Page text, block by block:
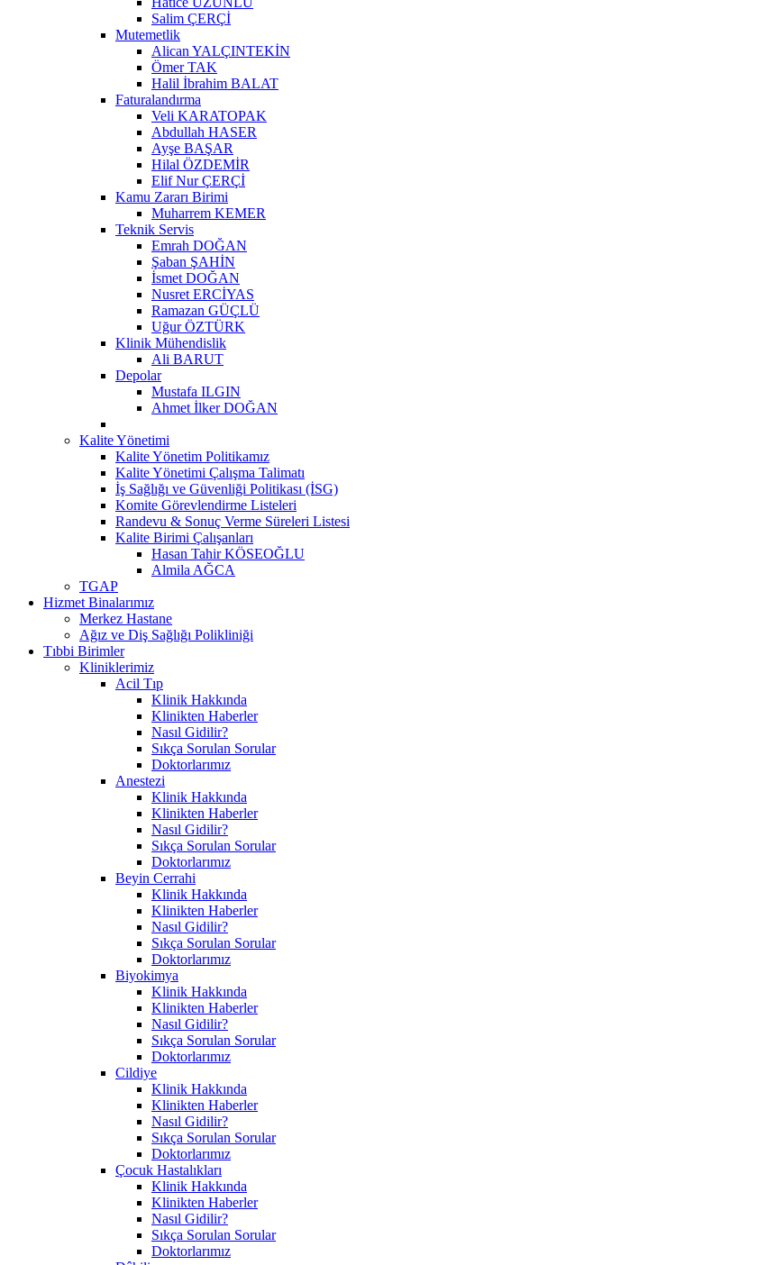
Salim ÇERÇİ
Mutemetlik
Alican YALÇINTEKİN
Ömer TAK
Halil İbrahim BALAT
Faturalandırma
Veli KARATOPAK
Abdullah HASER
Ayşe BAŞAR
Hilal ÖZDEMİR
Elif Nur ÇERÇİ
Kamu Zararı Birimi
Muharrem KEMER
Teknik Servis
Emrah DOĞAN
Şaban ŞAHİN
İsmet DOĞAN
Nusret ERCİYAS
Ramazan GÜÇLÜ
Uğur ÖZTÜRK
Klinik Mühendislik
Ali BARUT
Depolar
Mustafa ILGIN
Ahmet İlker DOĞAN
Kalite Yönetimi
Kalite Yönetim Politikamız
Kalite Yönetimi Çalışma Talimatı
İş Sağlığı ve Güvenliği Politikası (İSG)
Komite Görevlendirme Listeleri
Randevu & Sonuç Verme Süreleri Listesi
Kalite Birimi Çalışanları
Hasan Tahir KÖSEOĞLU
Almila AĞCA
TGAP
Hizmet Binalarımız
Merkez Hastane
Ağız ve Diş Sağlığı Polikliniği
Tıbbi Birimler
Kliniklerimiz
Acil Tıp
Klinik Hakkında
Klinikten Haberler
Nasıl Gidilir?
Sıkça Sorulan Sorular
Doktorlarımız
Anestezi
Klinik Hakkında
Klinikten Haberler
Nasıl Gidilir?
Sıkça Sorulan Sorular
Doktorlarımız
Beyin Cerrahi
Klinik Hakkında
Klinikten Haberler
Nasıl Gidilir?
Sıkça Sorulan Sorular
Doktorlarımız
Biyokimya
Klinik Hakkında
Klinikten Haberler
Nasıl Gidilir?
Sıkça Sorulan Sorular
Doktorlarımız
Cildiye
Klinik Hakkında
Klinikten Haberler
Nasıl Gidilir?
Sıkça Sorulan Sorular
Doktorlarımız
Çocuk Hastalıkları
Klinik Hakkında
Klinikten Haberler
Nasıl Gidilir?
Sıkça Sorulan Sorular
Doktorlarımız